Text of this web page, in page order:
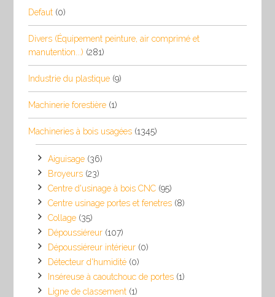
Defaut (0)
Divers (Équipement peinture, air comprimé et
manutention...) (281)
Industrie du plastique (9)
Machinerie forestière (1)
Machineries à bois usagées (1345)
Aiguisage (36)
Broyeurs (23)
Centre d'usinage à bois CNC (95)
Centre usinage portes et fenetres (8)
Collage (35)
Dépoussiéreur (107)
Dépoussiéreur intérieur (0)
Détecteur d'humidité (0)
Inséreuse à caoutchouc de portes (1)
Ligne de classement (1)